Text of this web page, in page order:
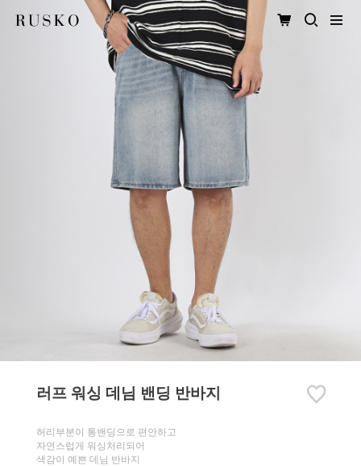
러프 워싱 데님 밴딩 반바지
허리부분이 통밴딩으로 편안하고
자연스럽게 워싱처리되어
색감이 예쁜 데님 반바지